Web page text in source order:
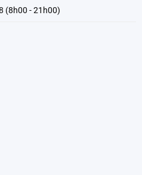
(8h00 - 21h00)